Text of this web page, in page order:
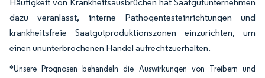
dazu veranlasst, interne Pathogentesteinrichtungen und
krankheitsfreie Saatgutproduktionszonen einzurichten, um
einen ununterbrochenen Handel aufrechtzuerhalten.
*Unsere Prognosen behandeln die Auswirkungen von Treibern und